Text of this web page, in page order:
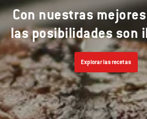
Con nuestras
las posibilidades son
Explorar las recetas